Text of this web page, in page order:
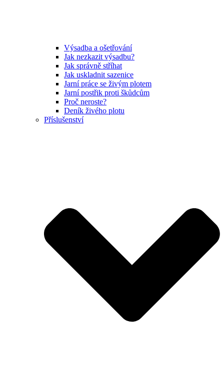
Výsadba a ošetřování
Jak nezkazit výsadbu?
Jak správně stříhat
Jak uskladnit sazenice
Jarní práce se živým plotem
Jarní postřik proti škůdcům
Proč neroste?
Deník živého plotu
Příslušenství